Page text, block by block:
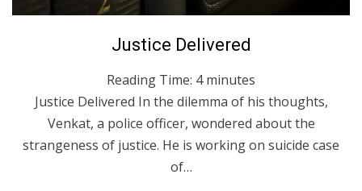
Posted
on
September 24, 2020
English
Justice Delivered
Reading Time: 4 minutes
Justice Delivered In the dilemma of his thoughts,
Venkat, a police officer, wondered about the
strangeness of justice. He is working on suicide case
of…